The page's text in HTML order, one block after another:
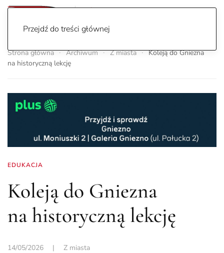
Przejdź do treści głównej
Strona główna Archiwum Z miasta
Koleją do Gniezna
na historyczną lekcję
EDUKACJA
Koleją do Gniezna
na historyczną lekcję
14/05/2026 | Z miasta